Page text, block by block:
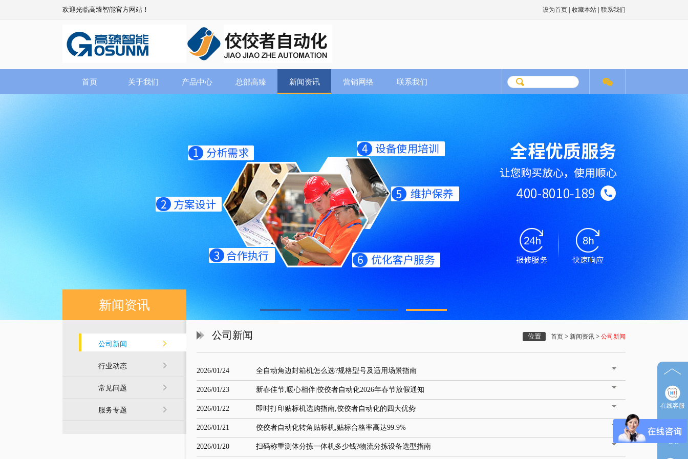
欢迎光临高臻智能官方网站！ 设为首页 | 收藏本站 | 联系我们
首页 关于我们 产品中心 总部高臻 新闻资讯 营销网络 联系我们
新闻资讯
公司新闻
行业动态
常见问题
服务专题
公司新闻 首页 > 新闻资讯 > 公司新闻
位置
2026/01/24 全自动角边封箱机怎么选?规格型号及适用场景指南
2026/01/23 新春佳节,暖心相伴|佼佼者自动化2026年春节放假通知
2026/01/22 即时打印贴标机选购指南,佼佼者自动化的四大优势
2026/01/21 佼佼者自动化转角贴标机,贴标合格率高达99.9%
2026/01/20 扫码称重测体分拣一体机多少钱?物流分拣设备选型指南
在线客服